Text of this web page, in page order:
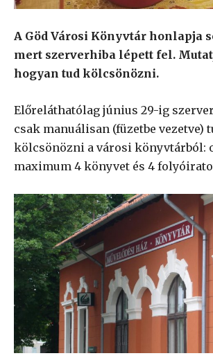
A Göd Városi Könyvtár honlapja
mert szerverhiba lépett fel.
hogyan tud kölcsönözni.
Előreláthatólag június 29-ig
csak manuálisan (füzetbe vezetve)
kölcsönözni a városi könyvtárból:
maximum 4 könyvet és 4